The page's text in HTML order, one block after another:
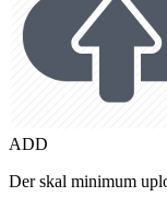
ADD
Der skal minimum